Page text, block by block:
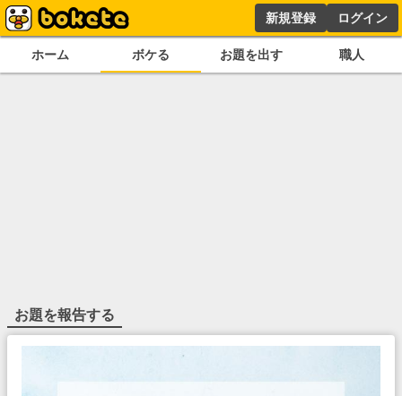
新規登録 ログイン
ホーム ボケる お題を出す 職人
お題を報告する